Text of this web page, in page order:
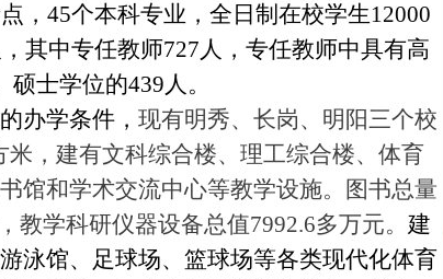
， 45个本科专业，全日制在校学生12000
其中专任教师727人，专任教师中具有高
硕士学位的439人。
办学条件，现有明秀、长岗、明阳三个校
米 ，建有文科综合楼、理工综合楼、体育
馆和学术交流中心等教学设施。图书总量
教学科研仪器设备总值7992.6多万元。 建
泳馆、足球场、篮球场等各类现代化体育